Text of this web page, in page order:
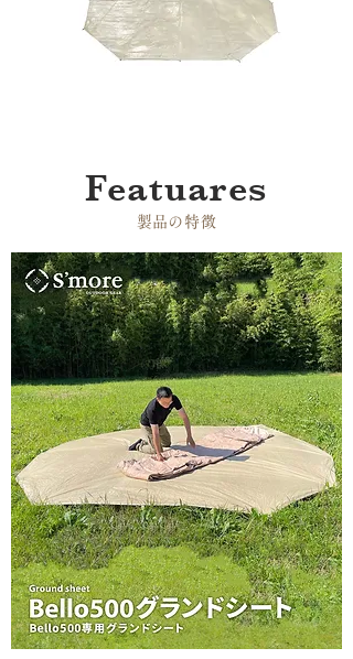
Featuares
​製品の特徴